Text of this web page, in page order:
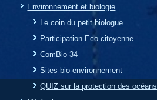
Environnement et biologie
Le coin du petit biologue
Participation Eco-citoyenne
ComBio 34
Sites bio-environnement
QUIZ sur la protection des océans